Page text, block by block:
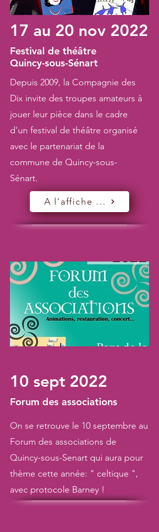
17 au 20 nov 2022
Festival de théâtre
Quincy-sous-Sénart
Depuis 2009, la Compagnie des
Dix invite des troupes amateurs à
jouer leur pièce dans le cadre
d'un festival de théâtre organisé
avec le partenariat de la
commune de Quincy-sous-
Sénart.
A l'affiche ...
10 sept 2022
Forum des associations
On se retrouve le 10 septembre au
Forum des associations de
Quincy-sous-Senart qui aura pour
thème cette année: " celtique ",
avec protocole Barney !